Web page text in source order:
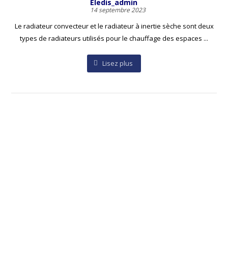
Eledis_admin
14 septembre 2023
Le radiateur convecteur et le radiateur à inertie sèche sont deux
types de radiateurs utilisés pour le chauffage des espaces ...
Lisez plus